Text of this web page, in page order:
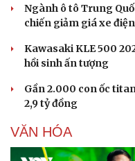
Ngành ô tô Trung
chiến giảm giá xe điện
Kawasaki KLE 500
hồi sinh ấn tượng
Gần 2.000 con ốc
2,9 tỷ đồng
VĂN HÓA